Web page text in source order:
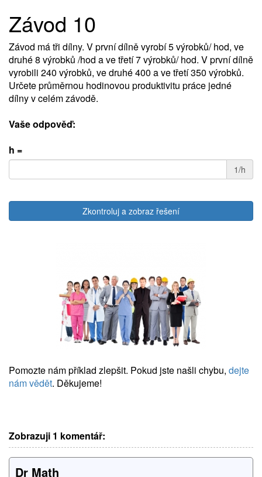
Závod 10
Závod má tři dílny. V první dílně vyrobí 5 výrobků/ hod, ve
druhé 8 výrobků /hod a ve třetí 7 výrobků/ hod. V první dílně
vyrobili 240 výrobků, ve druhé 400 a ve třetí 350 výrobků.
Určete průměrnou hodinovou produktivitu práce jedné
dílny v celém závodě.
Vaše odpověď:
h =
1/h
Zkontroluj a zobraz řešení
Pomozte nám příklad zlepšit. Pokud jste našli chybu, dejte
nám vědět. Děkujeme!
Zobrazuji 1 komentář:
Dr Math